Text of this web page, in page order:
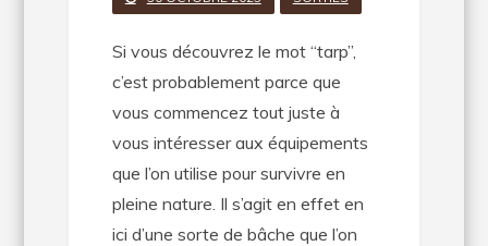
Si vous découvrez le mot “tarp”,
c’est probablement parce que
vous commencez tout juste à
vous intéresser aux équipements
que l’on utilise pour survivre en
pleine nature. Il s’agit en effet en
ici d’une sorte de bâche que l’on